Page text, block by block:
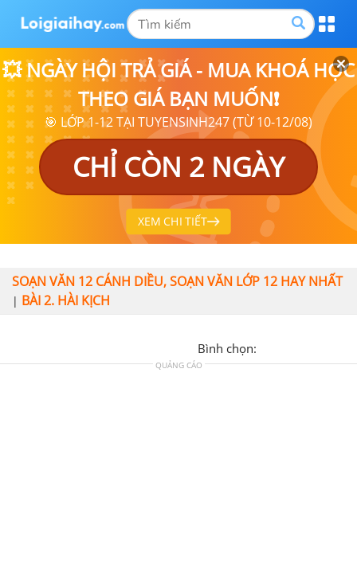
💥 NGÀY HỘI TRẢ GIÁ - MUA KHOÁ HỌC
THEO GIÁ BẠN MUỐN❗
🎯 LỚP 1-12 TẠI TUYENSINH247 (TỪ 10-12/08)
CHỈ CÒN 2 NGÀY
XEM CHI TIẾT
SOẠN VĂN 12 CÁNH DIỀU, SOẠN VĂN LỚP 12 HAY NHẤT
| BÀI 2. HÀI KỊCH
Bình chọn:
QUẢNG CÁO